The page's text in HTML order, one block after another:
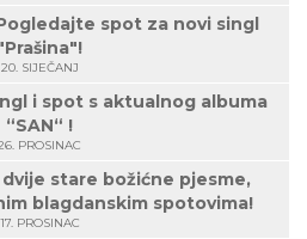
spot za novi singl
20. SIJEČANJ
i spot s aktualnog albuma
“SAN“ !
PROSINAC
stare božićne pjesme,
blagdanskim spotovima!
17. PROSINAC